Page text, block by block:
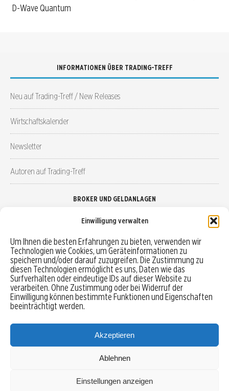
Einwilligung verwalten
Um Ihnen die besten Erfahrungen zu bieten, verwenden wir
Technologien wie Cookies, um Geräteinformationen zu
speichern und/oder darauf zuzugreifen. Die Zustimmung zu
diesen Technologien ermöglicht es uns, Daten wie das
Surfverhalten oder eindeutige IDs auf dieser Website zu
verarbeiten. Ohne Zustimmung oder bei Widerruf der
Einwilligung können bestimmte Funktionen und Eigenschaften
beeinträchtigt werden.
Akzeptieren
Ablehnen
Einstellungen anzeigen
D-Wave Quantum
INFORMATIONEN ÜBER TRADING-TREFF
Neu auf Trading-Treff / New Releases
Wirtschaftskalender
Newsletter
Autoren auf Trading-Treff
BROKER UND GELDANLAGEN
Robo-Advisor vergleichen
Depotvergleich
Festgeld vergleichen
Tagesgeld vergleichen